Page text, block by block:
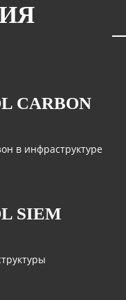
CARBON
в инфраструктуре
SIEM